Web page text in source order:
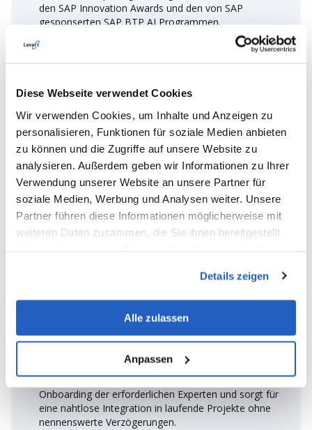
Diese Webseite verwendet Cookies
Wir verwenden Cookies, um Inhalte und Anzeigen zu
personalisieren, Funktionen für soziale Medien anbieten
zu können und die Zugriffe auf unsere Website zu
analysieren. Außerdem geben wir Informationen zu Ihrer
Verwendung unserer Website an unsere Partner für
soziale Medien, Werbung und Analysen weiter. Unsere
Partner führen diese Informationen möglicherweise mit
weiteren Daten zusammen, die Sie ihnen bereitgestellt
Details zeigen
Alle zulassen
Anpassen
den SAP Innovation Awards und den von SAP
gesponserten SAP BTP AI Programmen.
Rasche Projektinitiierung und -
umsetzung
schnell zu initiieren und zu implementieren, kritische
Anwendungsfälle zu priorisieren und schnell
Prototypen von Minimum Valuable Products (MVPs)
zu entwickeln, um enge Fristen einzuhalten. Mit
unserer umfassenden Erfahrung in der Entwicklung
von End-to-End-Lösungen mit modernen Cloud- und
nativen Technologien sorgen wir außerdem für eine
schnelle und qualitativ hochwertige Implementierung
von SAP BTP Services. LeverX beschleunigt auch das
Onboarding der erforderlichen Experten und sorgt für
eine nahtlose Integration in laufende Projekte ohne
nennenswerte Verzögerungen.